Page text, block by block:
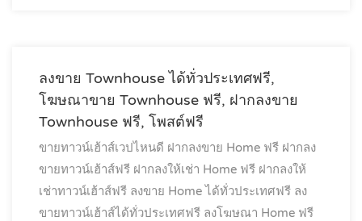
ลงขาย Townhouse ได้ทั่วประเทศฟรี,
โฆษณาขาย Townhouse ฟรี, ฝากลงขาย
Townhouse ฟรี, โพสต์ฟรี
ขายทาวน์เฮ้าส์เวปไหนดี ฝากลงขาย Home ฟรี ฝากลง
ขายทาวน์เฮ้าส์ฟรี ฝากลงให้เช่า Home ฟรี ฝากลงให้
เช่าทาวน์เฮ้าส์ฟรี ลงขาย Home ได้ทั่วประเทศฟรี ลง
ขายทาวน์เฮ้าส์ได้ทั่วประเทศฟรี ลงโฆษณา Home ฟรี